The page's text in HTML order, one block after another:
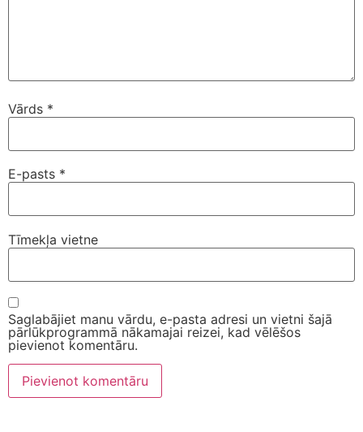
Vārds *
E-pasts *
Tīmekļa vietne
Saglabājiet manu vārdu, e-pasta adresi un vietni šajā
pārlūkprogrammā nākamajai reizei, kad vēlēšos
pievienot komentāru.